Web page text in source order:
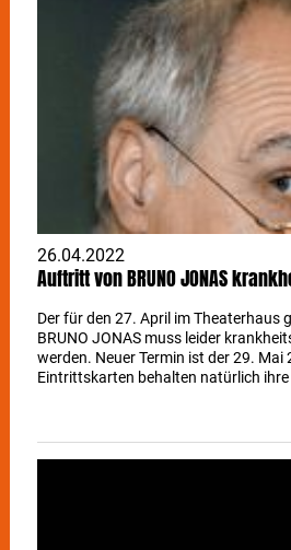
26.04.2022
Auftritt von BRUNO JONAS
Der für den 27. April im Theaterhaus
BRUNO JONAS muss leider
werden. Neuer Termin ist der 29.
Eintrittskarten behalten natürlich